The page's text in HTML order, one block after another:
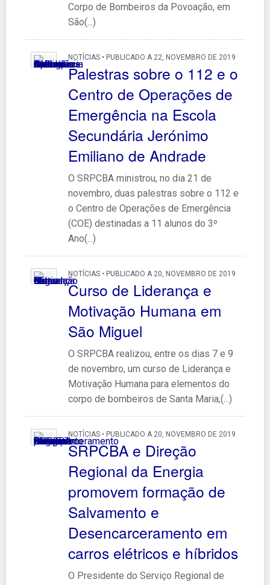
Corpo de Bombeiros da Povoação, em
São(...)
NOTÍCIAS • PUBLICADO A 22, NOVEMBRO DE 2019
Palestras sobre o 112 e o
Centro de Operações de
Emergência na Escola
Secundária Jerónimo
Emiliano de Andrade
O SRPCBA ministrou, no dia 21 de
novembro, duas palestras sobre o 112 e
o Centro de Operações de Emergência
(COE) destinadas a 11 alunos do 3º
Ano(...)
NOTÍCIAS • PUBLICADO A 20, NOVEMBRO DE 2019
Curso de Liderança e
Motivação Humana em
São Miguel
O SRPCBA realizou, entre os dias 7 e 9
de novembro, um curso de Liderança e
Motivação Humana para elementos do
corpo de bombeiros de Santa Maria,(...)
NOTÍCIAS • PUBLICADO A 20, NOVEMBRO DE 2019
SRPCBA e Direção
Regional da Energia
promovem formação de
Salvamento e
Desencarceramento em
carros elétricos e híbridos
O Presidente do Serviço Regional de